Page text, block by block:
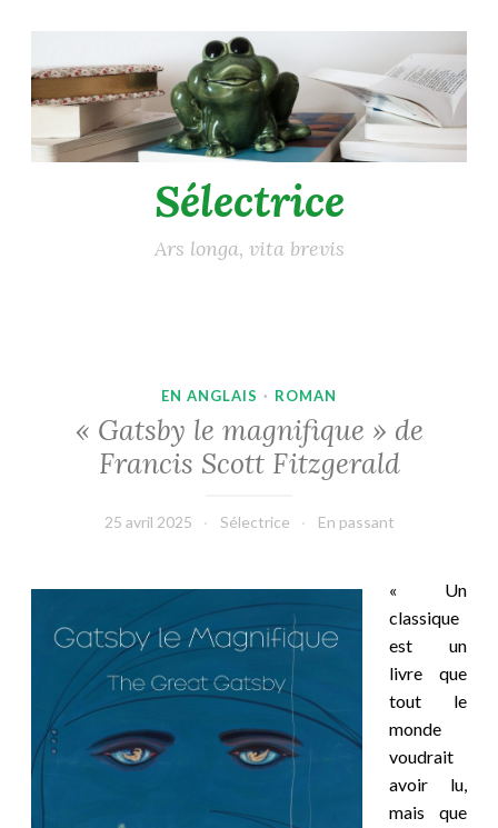
au
contenu
principal
Sélectrice
Ars longa, vita brevis
EN ANGLAIS · ROMAN
« Gatsby le magnifique » de
Francis Scott Fitzgerald
25 avril 2025 Sélectrice En passant
« Un
classique
est un
livre que
tout le
monde
voudrait
avoir lu,
mais que